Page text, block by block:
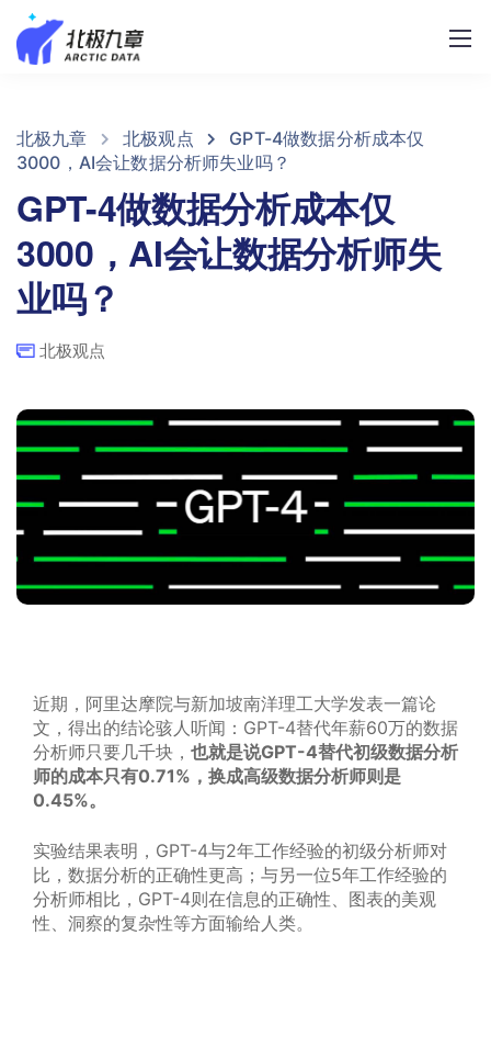
北极九章 北极观点
GPT-4做数据分析成本仅
3000，AI会让数据分析师失业吗？
GPT-4做数据分析成本仅
3000，AI会让数据分析师失
业吗？
北极观点
近期，阿里达摩院与新加坡南洋理工大学发表一篇论
文，得出的结论骇人听闻：GPT-4替代年薪60万的数据
分析师只要几千块， 也就是说GPT-4替代初级数据分析
师的成本只有0.71%，换成高级数据分析师则是
0.45%。
实验结果表明，GPT-4与2年工作经验的初级分析师对
比，数据分析的正确性更高；与另一位5年工作经验的
分析师相比，GPT-4则在信息的正确性、图表的美观
性、洞察的复杂性等方面输给人类。